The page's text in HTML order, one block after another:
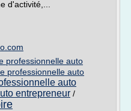
d'activité,...
professionnelle auto
professionnelle auto
auto
entrepreneur /